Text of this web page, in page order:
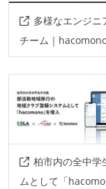
多様なエンジ
チーム｜
柏市内の全中学
ムとして「